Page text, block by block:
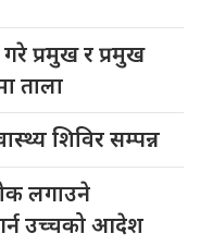
प्रमुख र प्रमुख
ताला
शिविर सम्पन्न
लगाउने
उच्चको आदेश